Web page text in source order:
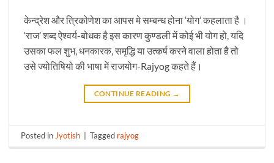
केन्द्रेश और त्रिकोणेश का आपस मे सम्बन्ध होना ‘योग’ कहलाता है ।
‘राज’ शब्द ऐश्वर्य-बोधक है इस कारण कुण्डली में कोई भी योग हो, यदि
उसका फल शुभ, धनकारक, समृद्धि या उत्कर्ष करने वाला होता है तो
उसे ज्योतिषियो की भाषा में राजयोग-Rajyog कहते हैं।
CONTINUE READING →
Posted in Jyotish Tagged rajyog